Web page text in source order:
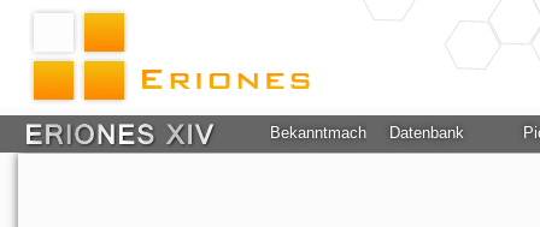
Bekanntmachung Datenbank